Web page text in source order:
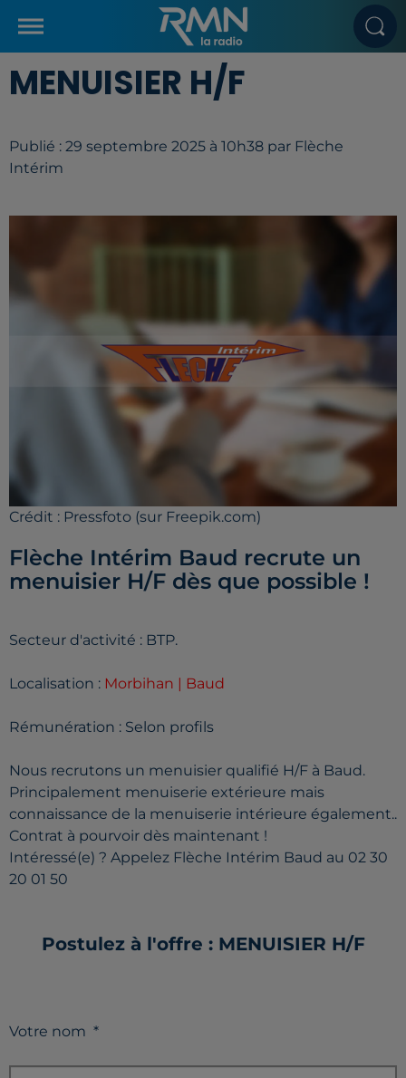
MENUISIER H/F
Publié : 29 septembre 2025 à 10h38 par Flèche
Intérim
Crédit : Pressfoto (sur Freepik.com)
Flèche Intérim Baud recrute un
menuisier H/F dès que possible !
Secteur d'activité : BTP.
Localisation : Morbihan | Baud
Rémunération : Selon profils
Nous recrutons un menuisier qualifié H/F à Baud.
Principalement menuiserie extérieure mais
connaissance de la menuiserie intérieure également..
Contrat à pourvoir dès maintenant !
Intéressé(e) ? Appelez Flèche Intérim Baud au 02 30
20 01 50
Postulez à l'offre : MENUISIER H/F
Votre nom *